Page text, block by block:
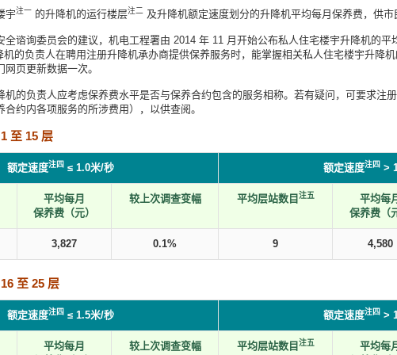
宇注一 的升降机的运行楼层注二 及升降机额定速度划分的升降机平均每月保养费，供市
全谘询委员会的建议，机电工程署由 2014 年 11 月开始公布私人住宅楼宇升降机的平
机的负责人在聘用注册升降机承办商提供保养服务时，能掌握相关私人住宅楼宇升降
页更新数据一次。
机的负责人应考虑保养费水平是否与保养合约包含的服务相称。若有疑问，可要求注
约内各项服务的所涉费用），以供查阅。
至 15 层
额定速度注四 ≤ 1.0米/秒 额定速度注四 >
平均每月
保养费（元）
较上次调查变幅 平均层站数目 注五
平均每
保养费（
3,827 0.1% 9 4,580
至 25 层
额定速度注四 ≤ 1.5米/秒 额定速度注四 >
平均每月
较上次调查变幅 平均层站数目 注五
平均每